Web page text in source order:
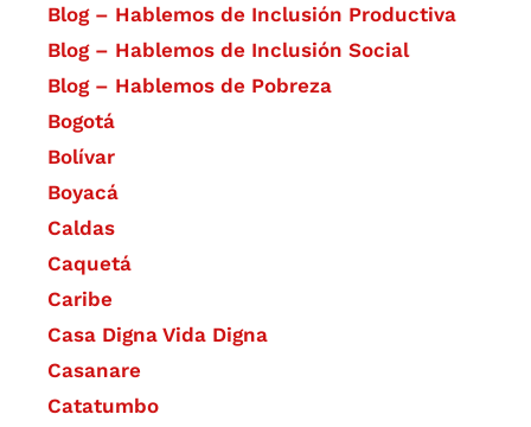
Blog – Hablemos de Inclusión Productiva
Blog – Hablemos de Inclusión Social
Blog – Hablemos de Pobreza
Bogotá
Bolívar
Boyacá
Caldas
Caquetá
Caribe
Casa Digna Vida Digna
Casanare
Catatumbo